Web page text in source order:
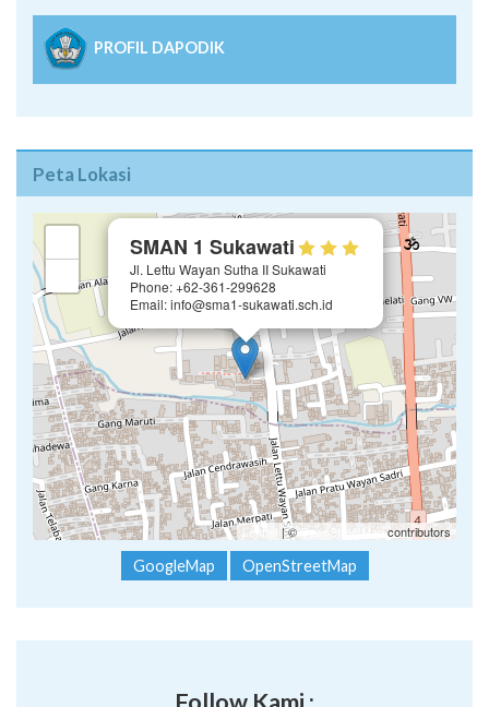
PROFIL DAPODIK
Peta Lokasi
SMAN 1 Sukawati
Jl. Lettu Wayan Sutha II Sukawati
Phone: +62-361-299628
Email: info@sma1-sukawati.sch.id
Leaflet | ©OpenStreetMap contributors
GoogleMap OpenStreetMap